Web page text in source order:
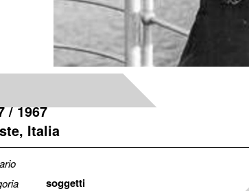
/ 1967
Italia
soggetti